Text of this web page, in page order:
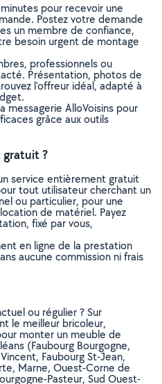
pour recevoir une
Postez votre demande
un membre de confiance,
besoin urgent de montage
professionnels ou
Présentation, photos de
l'offreur idéal, adapté à
messagerie AlloVoisins pour
grâce aux outils
gratuit ?
service entièrement gratuit
tout utilisateur cherchant un
ou particulier, pour une
de matériel. Payez
fixé par vous,
en ligne de la prestation
aucune commission ni frais
ou régulier ? Sur
le meilleur bricoleur,
monter un meuble de
(Faubourg Bourgogne,
Faubourg St-Jean,
Marne, Ouest-Corne de
Pasteur, Sud Ouest-